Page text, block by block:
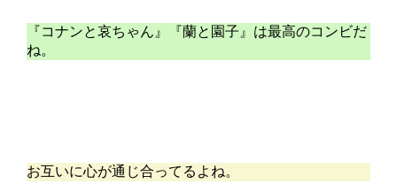
『コナンと哀ちゃん』『蘭と園子』は最高のコンビだ
ね。
お互いに心が通じ合ってるよね。